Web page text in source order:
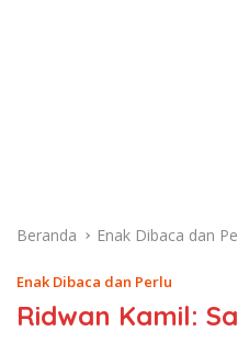
Beranda Enak Dibaca dan
Enak Dibaca dan Perlu
Ridwan Kamil: